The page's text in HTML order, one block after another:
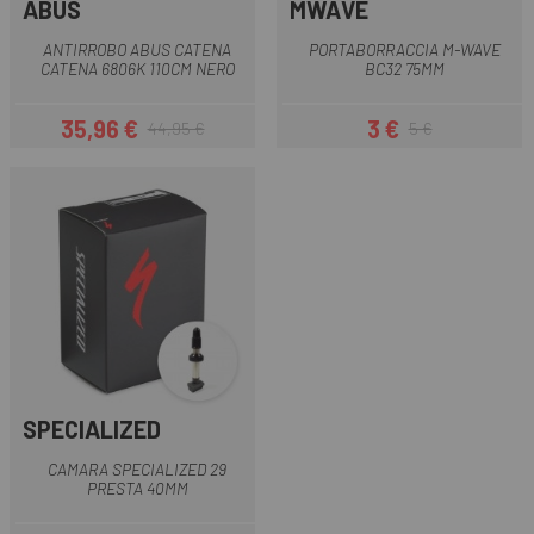
ABUS
ANTIRROBO ABUS CATENA
CATENA 6806K 110CM NERO
Prezzo
35,96 €Prezzo base
44,95 €
MWAVE
PORTABORRACCIA M-WAVE
BC32 75MM
Prezzo
3 €Prezzo base
5 €
SPECIALIZED
CAMARA SPECIALIZED 29
PRESTA 40MM